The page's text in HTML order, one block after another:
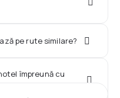
pe rute similare?
împreună cu